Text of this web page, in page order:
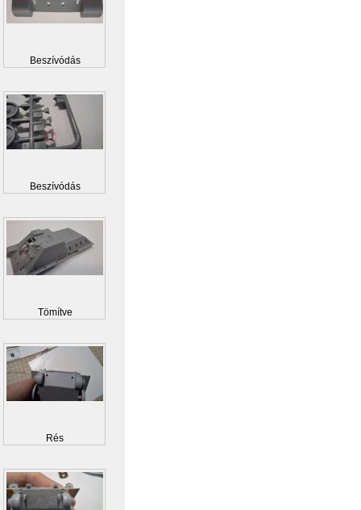
Beszívódás
Beszívódás
Tömítve
Rés